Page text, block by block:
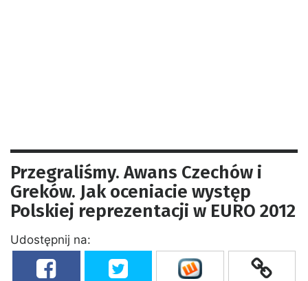
Przegraliśmy. Awans Czechów i
Greków. Jak oceniacie występ
Polskiej reprezentacji w EURO 2012
Udostępnij na: